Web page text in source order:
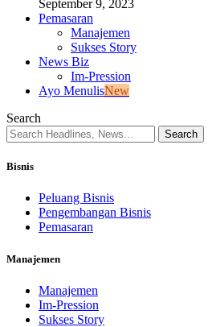
September 9, 2023
Pemasaran
Manajemen
Sukses Story
News Biz
Im-Pression
Ayo MenulisNew
Search
Bisnis
Peluang Bisnis
Pengembangan Bisnis
Pemasaran
Manajemen
Manajemen
Im-Pression
Sukses Story